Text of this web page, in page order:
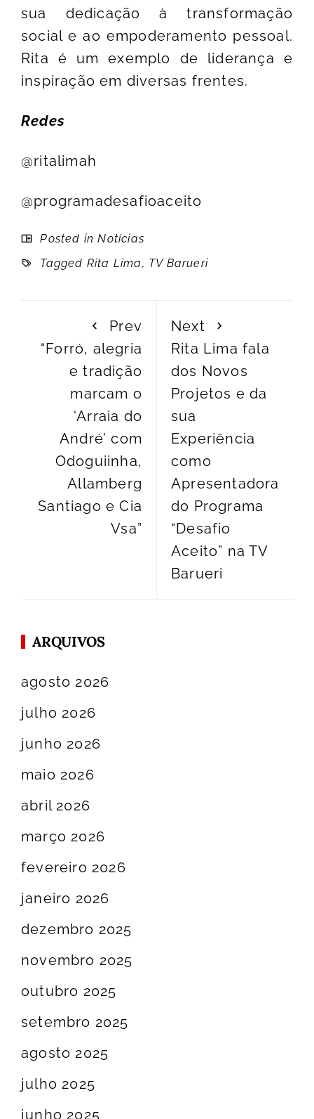
sua dedicação à transformação
social e ao empoderamento pessoal.
Rita é um exemplo de liderança e
inspiração em diversas frentes.
Redes
@ritalimah
@programadesafioaceito
Posted inNotícias
Tagged Rita Lima, TV Barueri
Prev
“Forró, alegria
e tradição
marcam o
‘Arraia do
André’ com
Odoguiinha,
Allamberg
Santiago e Cia
Vsa”
Next
Rita Lima fala
dos Novos
Projetos e da
sua
Experiência
como
Apresentadora
do Programa
“Desafio
Aceito” na TV
Barueri
ARQUIVOS
agosto 2026
julho 2026
junho 2026
maio 2026
abril 2026
março 2026
fevereiro 2026
janeiro 2026
dezembro 2025
novembro 2025
outubro 2025
setembro 2025
agosto 2025
julho 2025
junho 2025